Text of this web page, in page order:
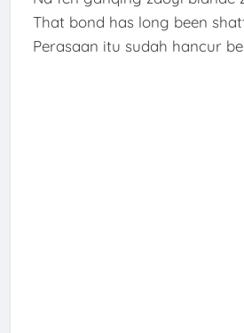
That bond has long been
Perasaan itu sudah hancur